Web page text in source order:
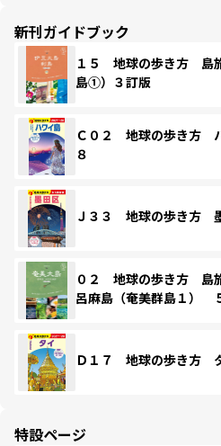
新刊ガイドブック
１５ 地球の歩き方 島
島①）３訂版
Ｃ０２ 地球の歩き方
８
Ｊ３３ 地球の歩き方
０２ 地球の歩き方
呂麻島（奄美群島１）
Ｄ１７ 地球の歩き方
特設ページ